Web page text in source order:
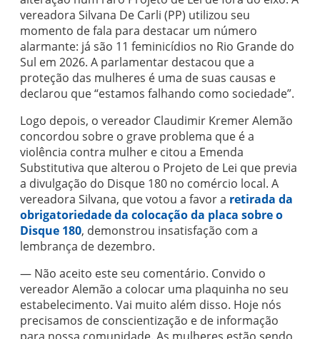
vereadora Silvana De Carli (PP) utilizou seu
momento de fala para destacar um número
alarmante: já são 11 feminicídios no Rio Grande do
Sul em 2026. A parlamentar destacou que a
proteção das mulheres é uma de suas causas e
declarou que “estamos falhando como sociedade”.
Logo depois, o vereador Claudimir Kremer Alemão
concordou sobre o grave problema que é a
violência contra mulher e citou a Emenda
Substitutiva que alterou o Projeto de Lei que previa
a divulgação do Disque 180 no comércio local. A
vereadora Silvana, que votou a favor a retirada da
obrigatoriedade da colocação da placa sobre o
Disque 180, demonstrou insatisfação com a
lembrança de dezembro.
— Não aceito este seu comentário. Convido o
vereador Alemão a colocar uma plaquinha no seu
estabelecimento. Vai muito além disso. Hoje nós
precisamos de conscientização e de informação